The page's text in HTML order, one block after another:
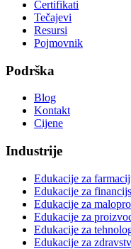
Certifikati
Tečajevi
Resursi
Pojmovnik
Podrška
Blog
Kontakt
Cijene
Industrije
Edukacije za
Edukacije za
Edukacije za
Edukacije za
Edukacije za
Edukacije za